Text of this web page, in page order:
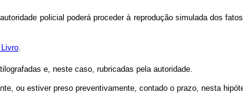
policial poderá proceder à reprodução simulada dos
.
e, neste caso, rubricadas pela autoridade.
ou estiver preso preventivamente, contado o prazo, nesta